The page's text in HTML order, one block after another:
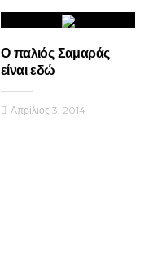
Ο παλιός Σαμαράς
είναι εδώ
Απρίλιος 3, 2014